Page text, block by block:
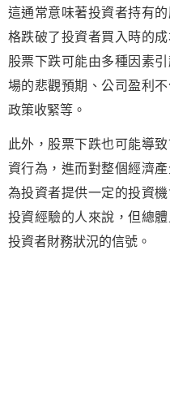
這通常意味著投資者持有
格跌破了投資者買入時的
股票下跌可能由多種因素
場的悲觀預期、公司盈利
政策收緊等。
此外，股票下跌也可能導
資行為，進而對整個經濟
為投資者提供一定的投資
投資經驗的人來說，但總
投資者財務狀況的信號。